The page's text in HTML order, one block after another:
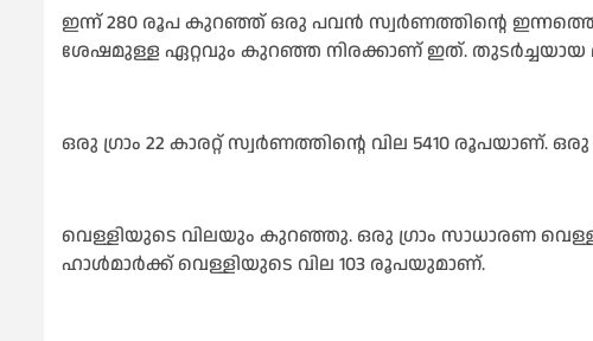
ഇന്ന് 280 രൂപ കുറഞ്ഞ് ഒരു പവൻ സ്വർണത്തിന്റെ
ശേഷമുള്ള ഏറ്റവും കുറഞ്ഞ നിരക്കാണ് ഇത്.
ഒരു ഗ്രാം 22 കാരറ്റ് സ്വർണത്തിന്റെ വില 5410 രൂപയാണ്.
വെള്ളിയുടെ വിലയും കുറഞ്ഞു. ഒരു ഗ്രാം സാധാരണ
ഹാൾമാർക്ക് വെള്ളിയുടെ വില 103 രൂപയുമാണ്.